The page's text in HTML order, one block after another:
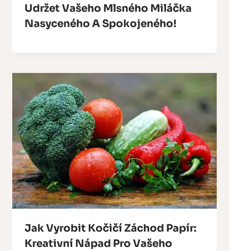
Udržet Vašeho Mlsného Miláčka
Nasyceného A Spokojeného!
Jak Vyrobit Kočičí Záchod Papír:
Kreativní Nápad Pro Vašeho